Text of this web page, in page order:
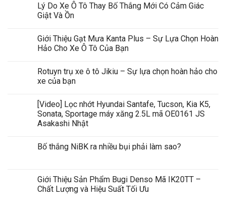
Lý Do Xe Ô Tô Thay Bố Thắng Mới Có Cảm Giác
Giật Và Ồn
Giới Thiệu Gạt Mưa Kanta Plus – Sự Lựa Chọn Hoàn
Hảo Cho Xe Ô Tô Của Bạn
Rotuyn trụ xe ô tô Jikiu – Sự lựa chọn hoàn hảo cho
xe của bạn
[Video] Lọc nhớt Hyundai Santafe, Tucson, Kia K5,
Sonata, Sportage máy xăng 2.5L mã OE0161 JS
Asakashi Nhật
Bố thắng NiBK ra nhiều bụi phải làm sao?
Giới Thiệu Sản Phẩm Bugi Denso Mã IK20TT –
Chất Lượng và Hiệu Suất Tối Ưu